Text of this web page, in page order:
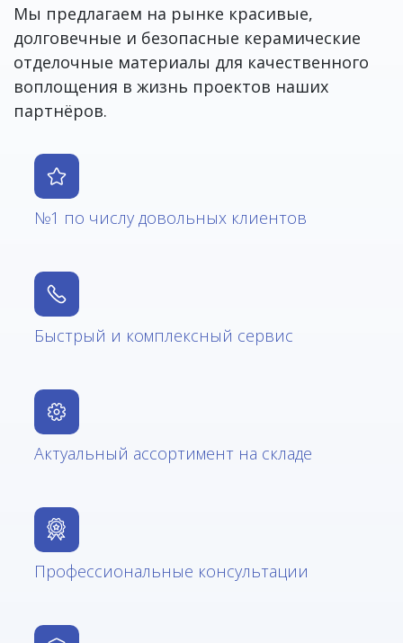
Мы предлагаем на рынке красивые,
долговечные и безопасные керамические
отделочные материалы для качественного
воплощения в жизнь проектов наших
партнёров.
№1 по числу довольных клиентов
Быстрый и комплексный сервис
Актуальный ассортимент на складе
Профессиональные консультации